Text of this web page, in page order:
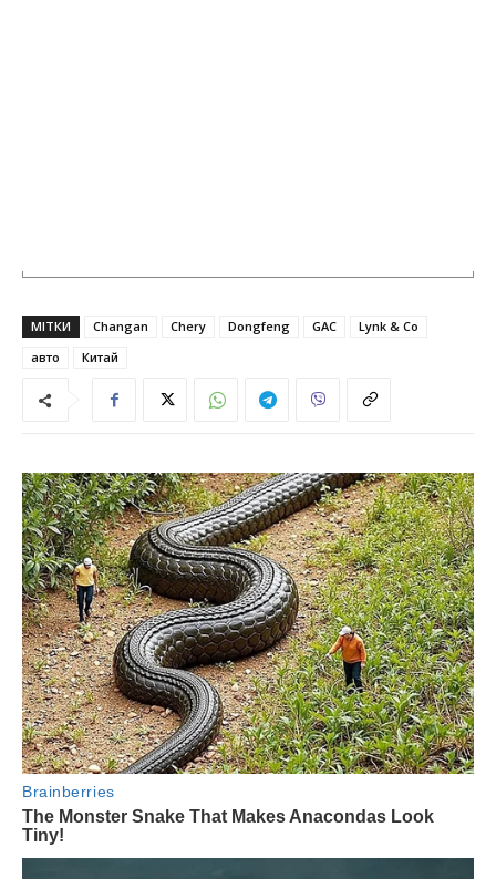
МІТКИ Changan Chery Dongfeng GAC
Lynk & Co
авто
Китай